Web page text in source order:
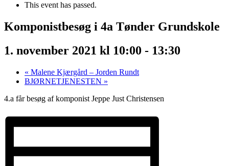
This event has passed.
Komponistbesøg i 4a Tønder Grundskole
1. november 2021 kl 10:00 - 13:30
« Malene Kjærgård – Jorden Rundt
BJØRNETJENESTEN »
4.a får besøg af komponist Jeppe Just Christensen